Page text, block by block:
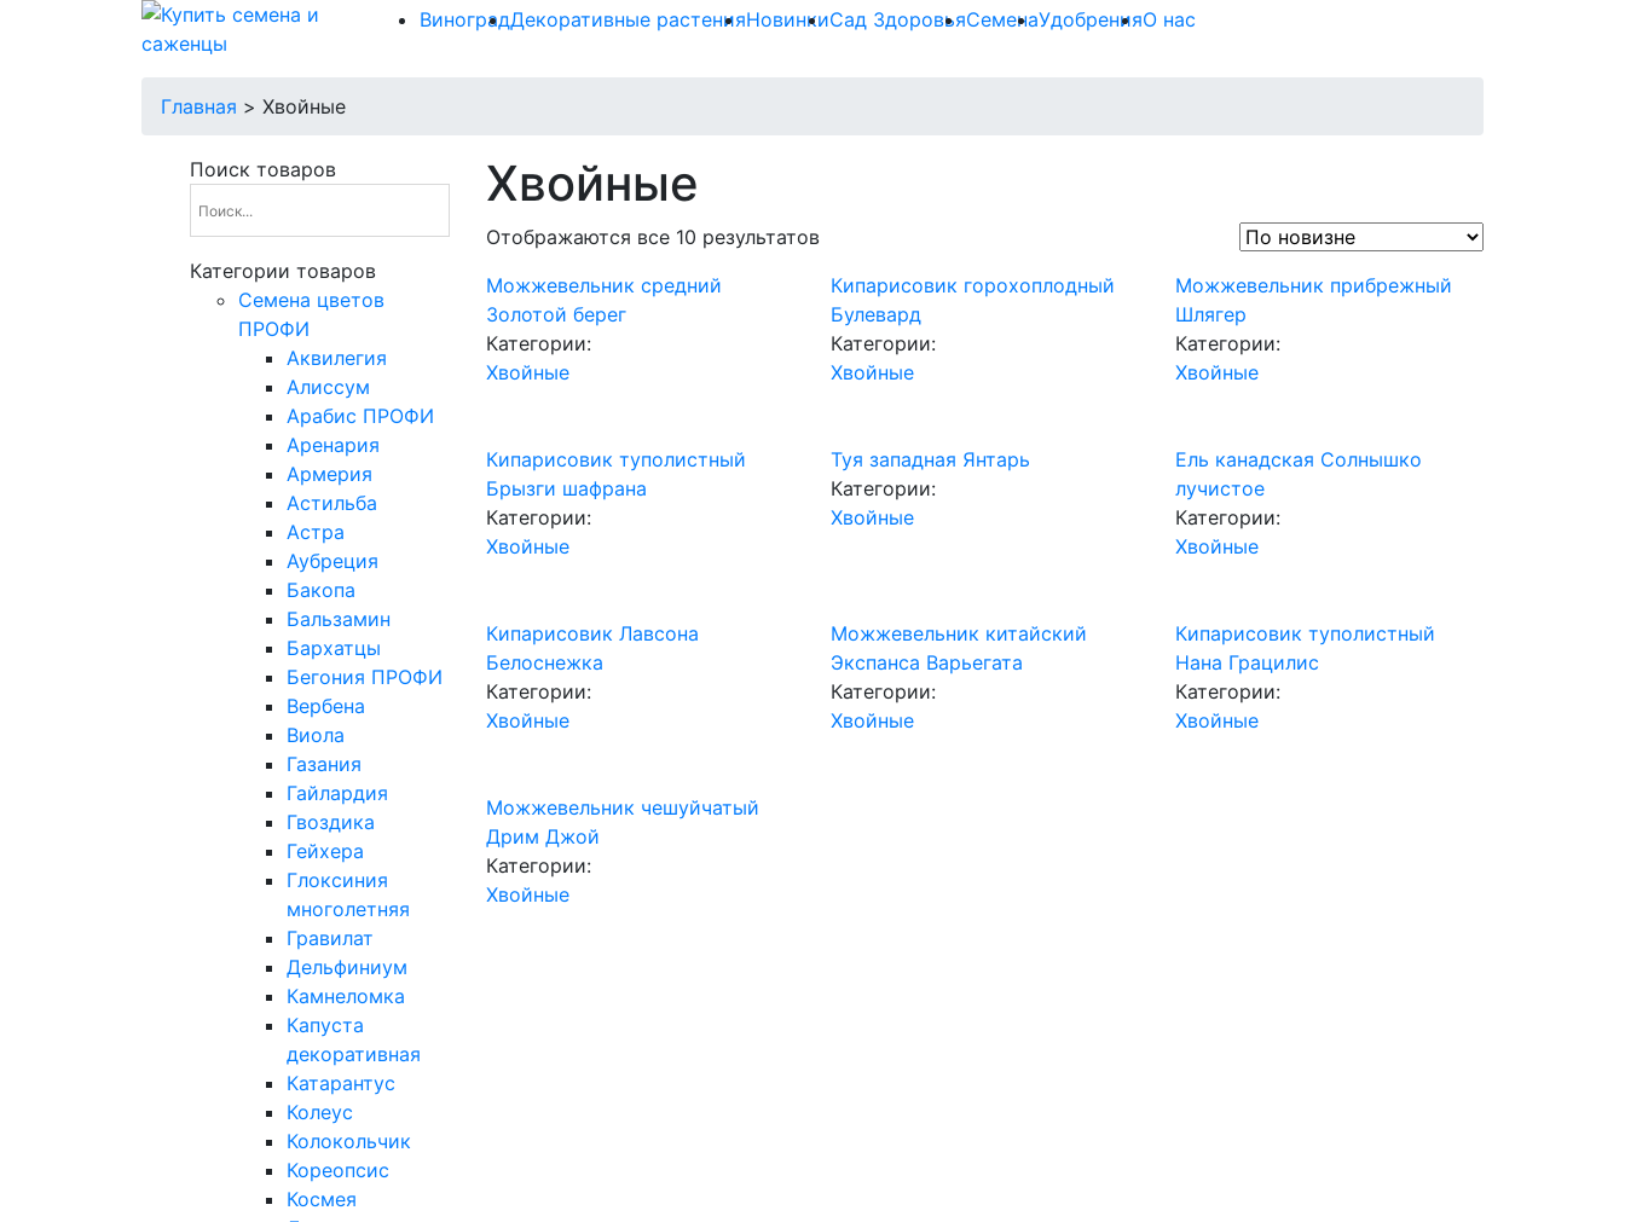
ВиноградДекоративные растенияНовинкиСад ЗдоровьяСеменаУдобренияО нас
Главная > Хвойные
Поиск товаров
Категории товаров
Cемена цветов
ПРОФИ
Аквилегия
Алиссум
Арабис ПРОФИ
Аренария
Армерия
Астильба
Астра
Аубреция
Бакопа
Бальзамин
Бархатцы
Бегония ПРОФИ
Вербена
Виола
Газания
Гайлардия
Гвоздика
Гейхера
Глоксиния
многолетняя
Гравилат
Дельфиниум
Камнеломка
Капуста
декоративная
Катарантус
Колеус
Колокольчик
Кореопсис
Космея
Хвойные
Отображаются все 10 результатов
Можжевельник средний
Золотой берег
Категории:
Хвойные
Кипарисовик горохоплодный
Булевард
Категории:
Хвойные
Можжевельник прибрежный
Шлягер
Категории:
Хвойные
Кипарисовик туполистный
Брызги шафрана
Категории:
Хвойные
Туя западная Янтарь
Категории:
Хвойные
Ель канадская Солнышко
лучистое
Категории:
Хвойные
Кипарисовик Лавсона
Белоснежка
Категории:
Хвойные
Можжевельник китайский
Экспанса Варьегата
Категории:
Хвойные
Кипарисовик туполистный
Нана Грацилис
Категории:
Хвойные
Можжевельник чешуйчатый
Дрим Джой
Категории:
Хвойные